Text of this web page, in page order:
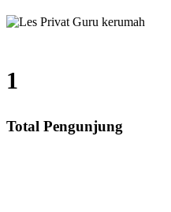
1
Total Pengunjung